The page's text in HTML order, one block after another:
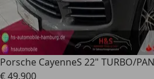
Porsche CayenneS 22" TURBO/
€ 49.900